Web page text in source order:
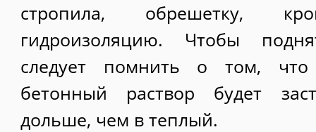
стропила, обрешетку,
гидроизоляцию. Чтобы
следует помнить о том,
бетонный раствор будет
дольше, чем в теплый.